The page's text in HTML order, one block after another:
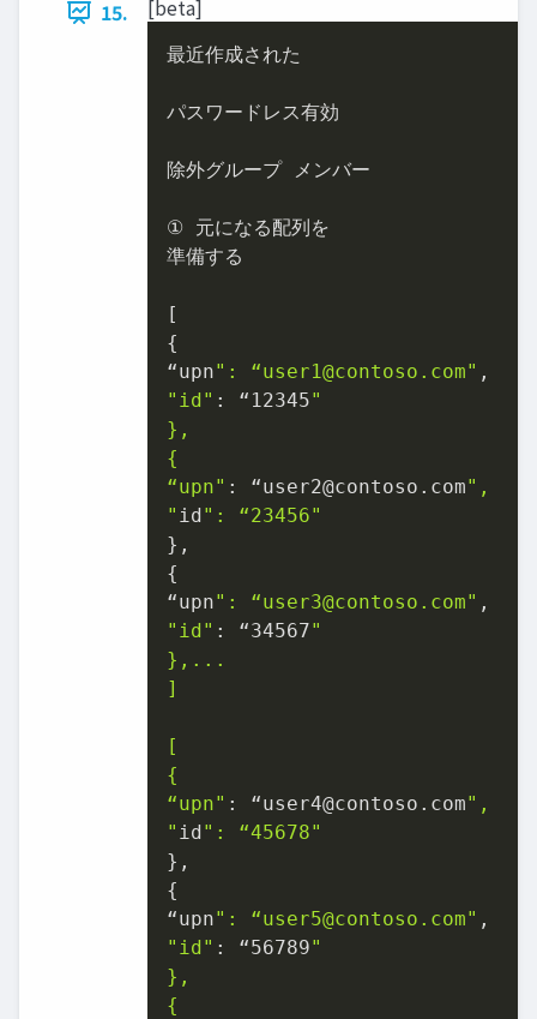
15. [beta]
最近作成された
パスワードレス有効
除外グループ メンバー
① 元になる配列を
準備する
[
{
“upn": “user1@contoso.com"
"id" : “ 12345"
},
{
“upn" : “user2@contoso.com",
" id ": “23456"
},
{
“upn": “user3@contoso.com"
"id" : “34567"
},...
]
[
{
“upn" : “user4@contoso.com",
" id ": “45678"
},
{
“upn": “user5@contoso.com"
"id" : “56789"
},
{